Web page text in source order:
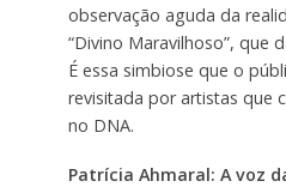
observação aguda da
“Divino Maravilhoso”, que
É essa simbiose que o
revisitada por artistas que
no DNA.
Patrícia Ahmaral: A voz